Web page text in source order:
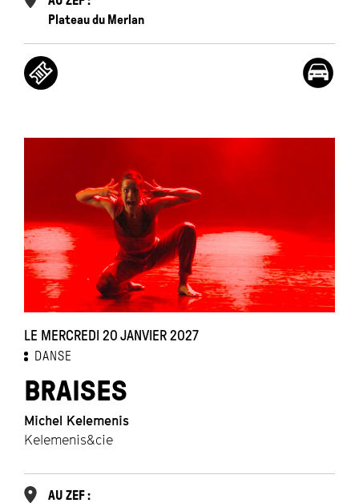
Plateau du Merlan
LE MERCREDI 20 JANVIER 2027
DANSE
BRAISES
Michel Kelemenis
Kelemenis&cie
AU ZEF :